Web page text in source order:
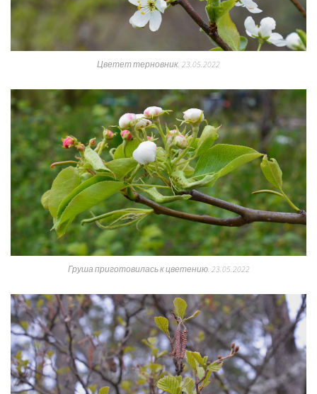
Цветет терновник. 23.05.2022
Груша приготовилась к цветению. 23.05.2022